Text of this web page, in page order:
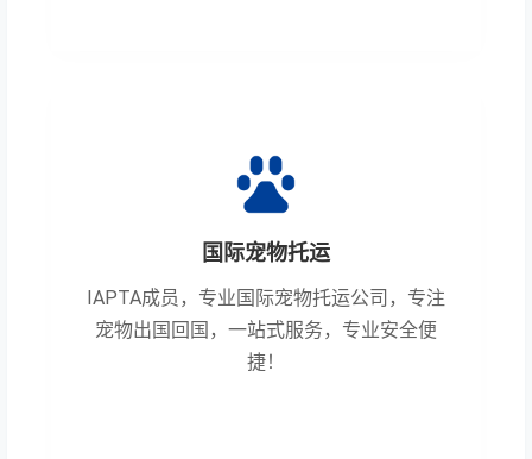
国际宠物托运
IAPTA成员，专业国际宠物托运公司，专注
宠物出国回国，一站式服务，专业安全便
捷！